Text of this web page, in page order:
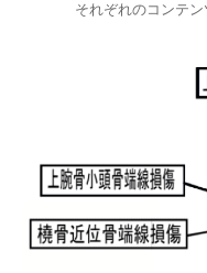
それぞれのコンテ